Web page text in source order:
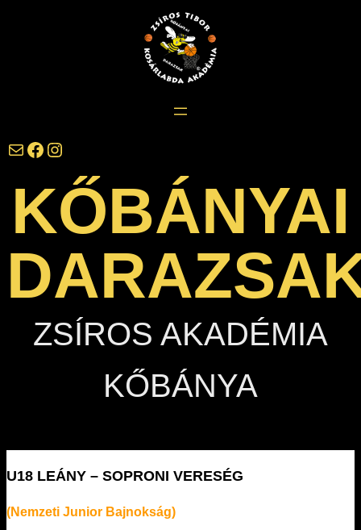
darazsak@darazsak.hu @kobanyaidarazsak @darazsak
KŐBÁNYAI
ZSÍROS AKADÉMIA
KŐBÁNYA
U18 LEÁNY – SOPRONI VERESÉG
(Nemzeti Junior Bajnokság)